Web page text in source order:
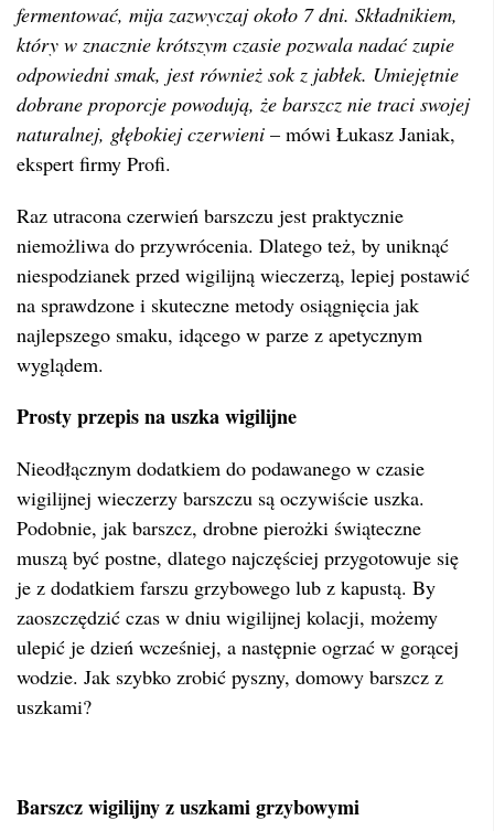
fermentować, mija zazwyczaj około 7 dni. Składnikiem,
który w znacznie krótszym czasie pozwala nadać zupie
odpowiedni smak, jest również sok z jabłek. Umiejętnie
dobrane proporcje powodują, że barszcz nie traci swojej
naturalnej, głębokiej czerwieni – mówi Łukasz Janiak,
ekspert firmy Profi.
Raz utracona czerwień barszczu jest praktycznie
niemożliwa do przywrócenia. Dlatego też, by uniknąć
niespodzianek przed wigilijną wieczerzą, lepiej postawić
na sprawdzone i skuteczne metody osiągnięcia jak
najlepszego smaku, idącego w parze z apetycznym
wyglądem.
Prosty przepis na uszka wigilijne
Nieodłącznym dodatkiem do podawanego w czasie
wigilijnej wieczerzy barszczu są oczywiście uszka.
Podobnie, jak barszcz, drobne pierożki świąteczne
muszą być postne, dlatego najczęściej przygotowuje się
je z dodatkiem farszu grzybowego lub z kapustą. By
zaoszczędzić czas w dniu wigilijnej kolacji, możemy
ulepić je dzień wcześniej, a następnie ogrzać w gorącej
wodzie. Jak szybko zrobić pyszny, domowy barszcz z
uszkami?
Barszcz wigilijny z uszkami grzybowymi